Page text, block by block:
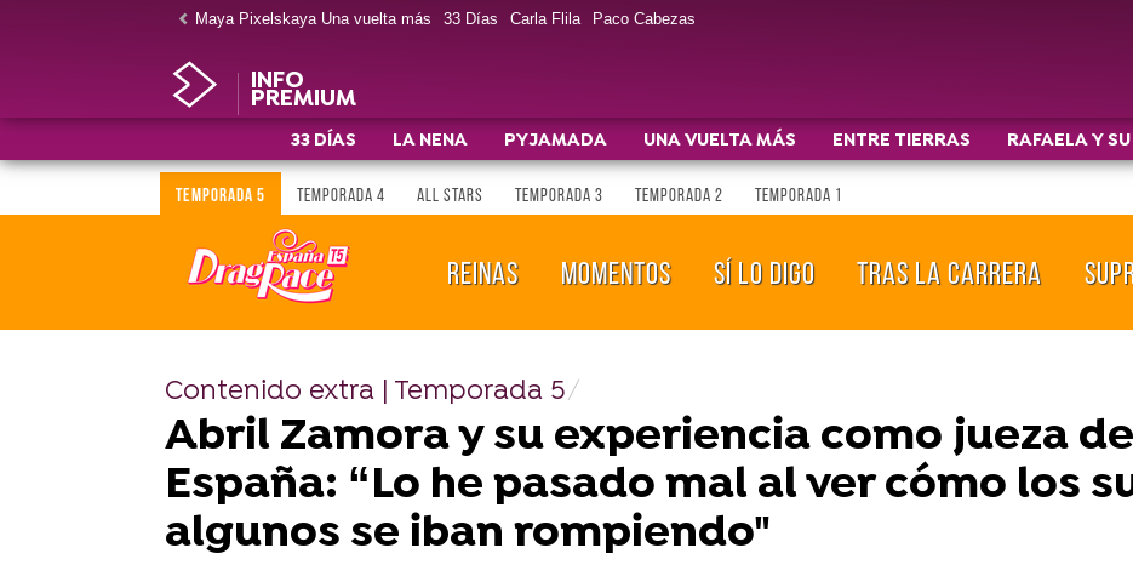
Maya Pixelskaya Una vuelta más 33 Días Carla Flila Paco Cabezas
INFO
PREMIUM
33 DÍAS LA NENA PYJAMADA UNA VUELTA MÁS ENTRE TIERRAS RAFAELA Y
TEMPORADA 5 TEMPORADA 4 ALL STARS TEMPORADA 3 TEMPORADA 2 TEMPORADA 1
REINAS MOMENTOS SÍ LO DIGO TRAS LA CARRERA
Contenido extra | Temporada 5
Abril Zamora y su experiencia como jueza
España: “Lo he pasado mal al ver cómo los
algunos se iban rompiendo"